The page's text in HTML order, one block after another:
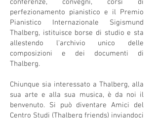
conferenze, convegni, corsi di
perfezionamento pianistico e il Premio
Pianistico Internazionale Sigismund
Thalberg, istituisce borse di studio e sta
allestendo l'archivio unico delle
composizioni e dei documenti di
Thalberg.
Chiunque sia interessato a Thalberg, alla
sua arte e alla sua musica, è da noi il
benvenuto. Si può diventare Amici del
Centro Studi (Thalberg friends) inviandoci